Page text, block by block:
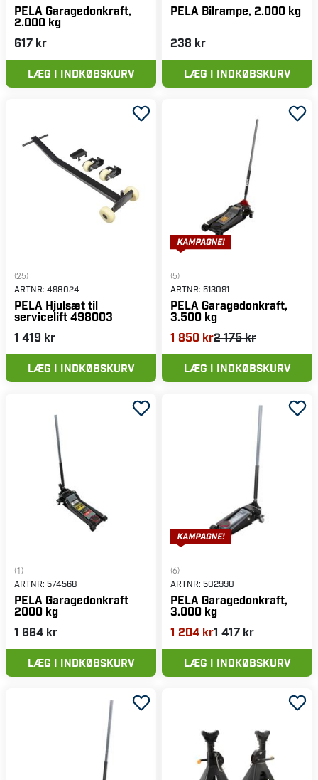
PELA Garagedonkraft,
2.000 kg
617 kr
LÆG I INDKØBSKURV
PELA Bilrampe, 2.000 kg
238 kr
LÆG I INDKØBSKURV
(25)
ARTNR: 498024
PELA Hjulsæt til
servicelift 498003
1 419 kr
LÆG I INDKØBSKURV
(5)
ARTNR: 513091
PELA Garagedonkraft,
3.500 kg
1 850 kr2 175 kr
LÆG I INDKØBSKURV
(1)
ARTNR: 574568
PELA Garagedonkraft
2000 kg
1 664 kr
LÆG I INDKØBSKURV
(6)
ARTNR: 502990
PELA Garagedonkraft,
3.000 kg
1 204 kr1 417 kr
LÆG I INDKØBSKURV